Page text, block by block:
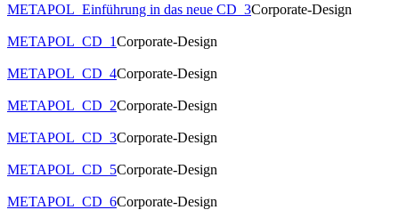
METAPOL_Einführung in das neue CD_3Corporate-Design
METAPOL_CD_1Corporate-Design
METAPOL_CD_4Corporate-Design
METAPOL_CD_2Corporate-Design
METAPOL_CD_3Corporate-Design
METAPOL_CD_5Corporate-Design
METAPOL_CD_6Corporate-Design